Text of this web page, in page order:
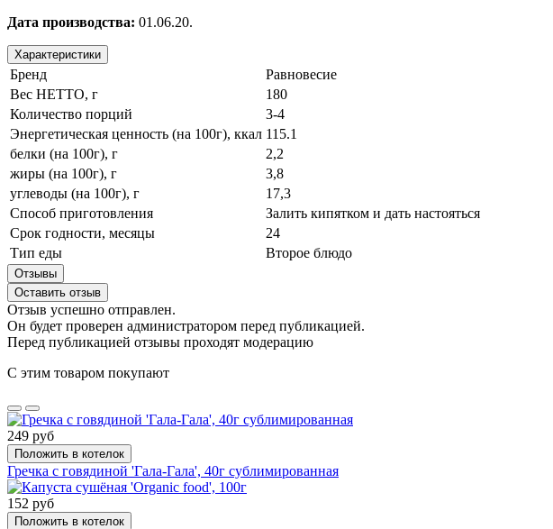
Дата производства: 01.06.20.
Характеристики
Бренд
Равновесие
Вес НЕТТО, г
180
Количество порций
3-4
Энергетическая ценность (на 100г), ккал 115.1
белки (на 100г), г
2,2
жиры (на 100г), г
3,8
углеводы (на 100г), г
17,3
Способ приготовления
Залить кипятком и дать настояться
Срок годности, месяцы
24
Тип еды
Второе блюдо
Отзывы
Оставить отзыв
Отзыв успешно отправлен.
Он будет проверен администратором перед публикацией.
Перед публикацией отзывы проходят модерацию
С этим товаром покупают
249 руб
Положить в котелок
Гречка с говядиной 'Гала-Гала', 40г сублимированная
152 руб
Положить в котелок